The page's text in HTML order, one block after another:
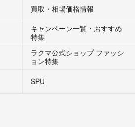
買取・相場価格情報
キャンペーン一覧・おすすめ
特集
ラクマ公式ショップ ファッシ
ョン特集
SPU